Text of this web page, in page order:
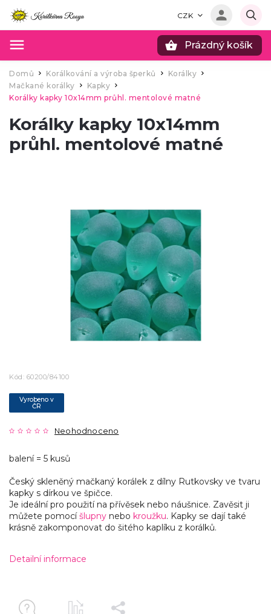
CZK
Prázdný košík
Domů / Korálkování a výroba šperků Korálky /
Mačkané korálky
Kapky /
Korálky kapky 10x14mm průhl. mentolové matné
Korálky kapky 10x14mm
průhl. mentolové matné
Kód: 60200/84100
Vyrobeno v
ČR
Neohodnoceno
balení = 5 kusů
Český skleněný mačkaný korálek z dílny Rutkovsky ve tvaru
kapky s dírkou ve špičce.
Je ideální pro použití na přívěsek nebo náušnice. Zavěsit ji
můžete pomocíšlupny nebo kroužku. Kapky se dají také
krásně zakomponovat do šitého kaplíku z korálků.
Detailní informace